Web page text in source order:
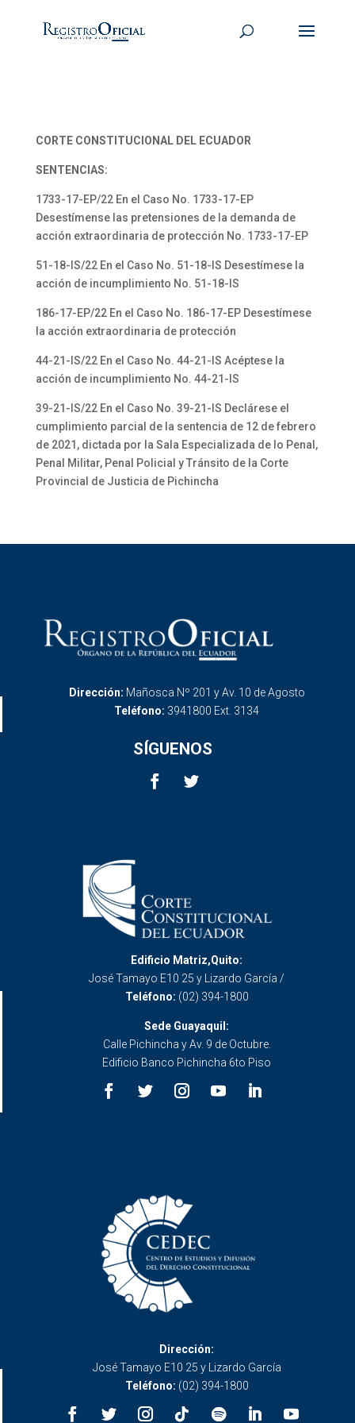
CORTE CONSTITUCIONAL DEL ECUADOR
SENTENCIAS:
1733-17-EP/22 En el Caso No. 1733-17-EP
Desestímense las pretensiones de la demanda de
acción extraordinaria de protección No. 1733-17-EP
51-18-IS/22 En el Caso No. 51-18-IS Desestímese la
acción de incumplimiento No. 51-18-IS
186-17-EP/22 En el Caso No. 186-17-EP Desestímese
la acción extraordinaria de protección
44-21-IS/22 En el Caso No. 44-21-IS Acéptese la
acción de incumplimiento No. 44-21-IS
39-21-IS/22 En el Caso No. 39-21-IS Declárese el
cumplimiento parcial de la sentencia de 12 de febrero
de 2021, dictada por la Sala Especializada de lo Penal,
Penal Militar, Penal Policial y Tránsito de la Corte
Provincial de Justicia de Pichincha
Dirección: Mañosca Nº 201 y Av. 10 de Agosto
Teléfono: 3941800 Ext. 3134
SÍGUENOS
Edificio Matriz,Quito:
José Tamayo E10 25 y Lizardo García /
Teléfono: (02) 394-1800
Sede Guayaquil:
Calle Pichincha y Av. 9 de Octubre.
Edificio Banco Pichincha 6to Piso
Dirección:
José Tamayo E10 25 y Lizardo García
Teléfono: (02) 394-1800